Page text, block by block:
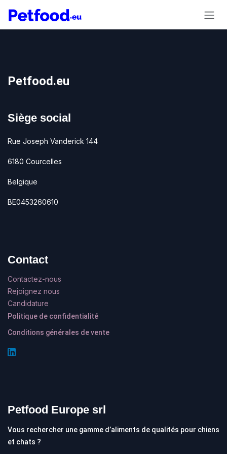
Petfood.eu
Siège social
Rue Joseph Vanderick 144
6180 Courcelles
Belgique
BE0453260610
Contact
Contactez-nous
Rejoignez nous
Candidature
Politique de confidentialité
Conditions générales de vente
Petfood Europe srl
Vous rechercher une gamme d’aliments de qualités pour chiens
et chats ?